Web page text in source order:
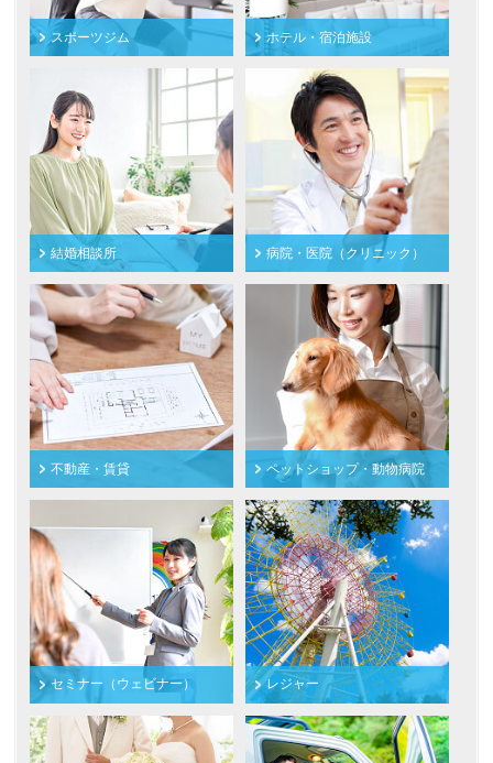
スポーツジム ホテル・宿泊施設
結婚相談所 病院・医院（クリニック）
不動産・賃貸 ペットショップ・動物病院
セミナー（ウェビナー） レジャー